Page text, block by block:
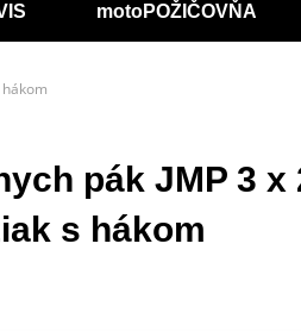
motoPOŽIČOVŇA
pák JMP 3 x
s hákom